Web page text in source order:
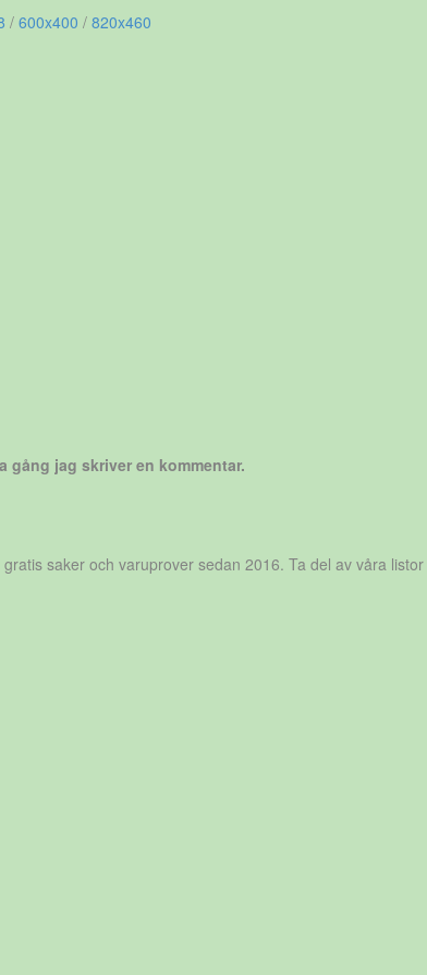
/ 600x400 / 820x460
gång jag skriver en kommentar.
saker och varuprover sedan 2016. Ta del av våra